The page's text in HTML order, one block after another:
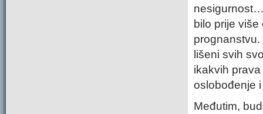
bilo prije
lišeni svih
ikakvih
oslobođenje
Međutim,